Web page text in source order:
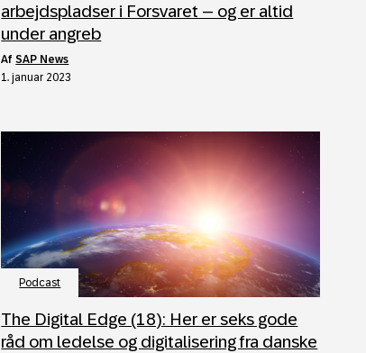
arbejdspladser i Forsvaret – og er altid
under angreb
afSAP News
1. januar 2023
Podcast
The Digital Edge (18): Her er seks gode
råd om ledelse og digitalisering fra danske